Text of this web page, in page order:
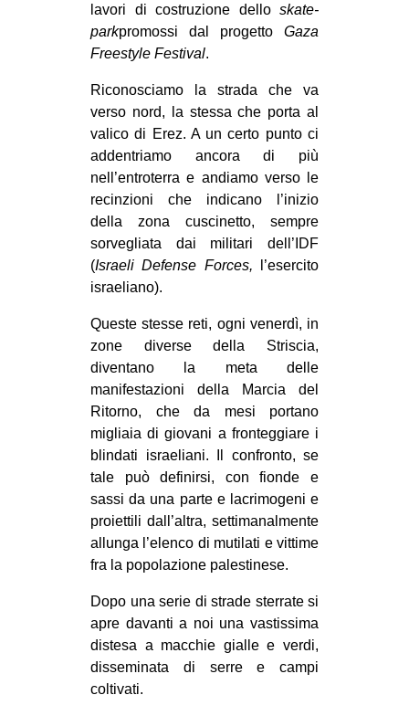
ANTIFASCISMO
DIRITTO ALL’ABITARE
MIGRAZIONI
PRECARIATO
REPRESSIONE
STUDENTI
ARTE
MANIFESTI
RECENSIONI
INTERNAZIONALE
AFRICA
AMERICHE
ESTREMO ORIENTE
EUROPA
EVENTI
lavori di costruzione dello skate-
parkpromossi dal progetto Gaza
Freestyle Festival.
Riconosciamo la strada che va
verso nord, la stessa che porta al
valico di Erez. A un certo punto ci
addentriamo ancora di più
nell’entroterra e andiamo verso le
recinzioni che indicano l’inizio
della zona cuscinetto, sempre
sorvegliata dai militari dell’IDF
(Israeli Defense Forces,
l’esercito
israeliano).
Queste stesse reti, ogni venerdì, in
zone diverse della Striscia,
diventano la meta delle
manifestazioni della Marcia del
Ritorno, che da mesi portano
migliaia di giovani a fronteggiare i
blindati israeliani. Il confronto, se
tale può definirsi, con fionde e
sassi da una parte e lacrimogeni e
proiettili dall’altra, settimanalmente
allunga l’elenco di mutilati e vittime
fra la popolazione palestinese.
Dopo una serie di strade sterrate si
apre davanti a noi una vastissima
distesa a macchie gialle e verdi,
disseminata di serre e campi
coltivati.